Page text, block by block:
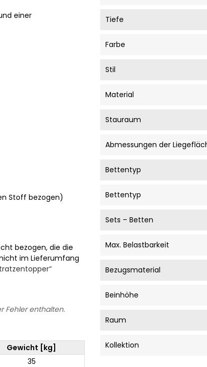
einer
Stoff bezogen)
bezogen, die die
im Lieferumfang
Fehler enthalten.
Gewicht [kg]
35
Tiefe
Farbe
Stil
Material
Stauraum
Abmessungen der
Bettentyp
Bettentyp
Sets – Betten
Max. Belastbarkeit
Bezugsmaterial
Beinhöhe
Raum
Kollektion